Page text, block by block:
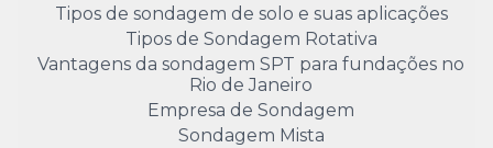
Tipos de sondagem de solo e suas aplicações
Tipos de Sondagem Rotativa
Vantagens da sondagem SPT para fundações no
Rio de Janeiro
Empresa de Sondagem
Sondagem Mista